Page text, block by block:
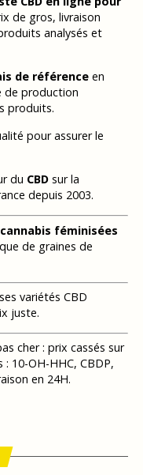
de gros, livraison
analysés et
de référenceen
de production
produits.
pour assurer le
du CBDsur la
depuis 2003.
féminisées
de graines de
variétés CBD
juste.
cher : prix cassés sur
10-OH-HHC, CBDP,
en 24H.